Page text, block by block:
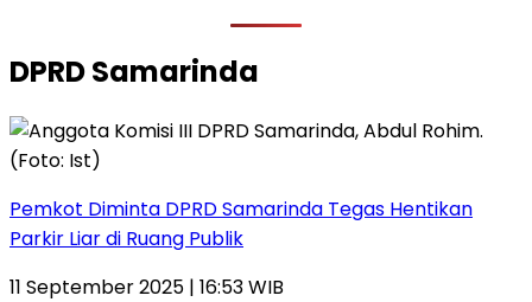
DPRD Samarinda
Pemkot Diminta DPRD Samarinda Tegas Hentikan
Parkir Liar di Ruang Publik
11 September 2025 | 16:53 WIB